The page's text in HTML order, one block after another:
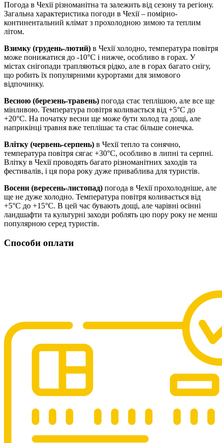
Погода в Чехії різноманітна та залежить від сезону та регіону.
Загальна характеристика погоди в Чехії – помірно-
континентальний клімат з прохолодною зимою та теплим
літом.
Взимку (грудень-лютий) в Чехії холодно, температура повітря
може понижатися до -10°C і нижче, особливо в горах. У
містах снігопади трапляються рідко, але в горах багато снігу,
що робить їх популярними курортами для зимового
відпочинку.
Весною (березень-травень) погода стає теплішою, але все ще
мінливою. Температура повітря коливається від +5°C до
+20°C. На початку весни ще може бути холод та дощі, але
наприкінці травня вже теплішає та стає більше сонечка.
Влітку (червень-серпень) в Чехії тепло та сонячно,
температура повітря сягає +30°C, особливо в липні та серпні.
Влітку в Чехії проводять багато різноманітних заходів та
фестивалів, і ця пора року дуже приваблива для туристів.
Восени (вересень-листопад) погода в Чехії прохолодніше, але
ще не дуже холодно. Температура повітря коливається від
+5°C до +15°C. В цей час бувають дощі, але чарівні осінні
ландшафти та культурні заходи роблять цю пору року не менш
популярною серед туристів.
Способи оплати